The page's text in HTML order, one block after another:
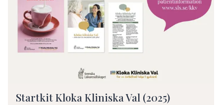
Startkit Kloka Kliniska Val (2025)